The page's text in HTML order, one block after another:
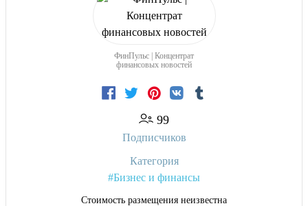
ФинПульс | Концентрат
финансовых новостей
99
Подписчиков
Категория
#Бизнес и финансы
Cтоимость размещения неизвестна